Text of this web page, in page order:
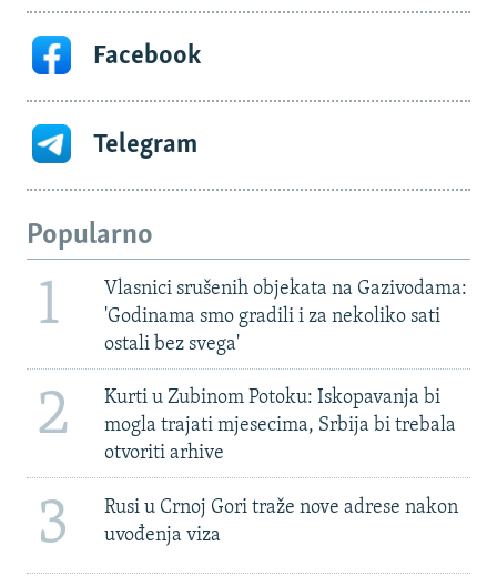
Facebook
Telegram
Popularno
1
Vlasnici srušenih objekata na Gazivodama:
'Godinama smo gradili i za nekoliko sati
ostali bez svega'
2
Kurti u Zubinom Potoku: Iskopavanja bi
mogla trajati mjesecima, Srbija bi trebala
otvoriti arhive
3
Rusi u Crnoj Gori traže nove adrese nakon
uvođenja viza